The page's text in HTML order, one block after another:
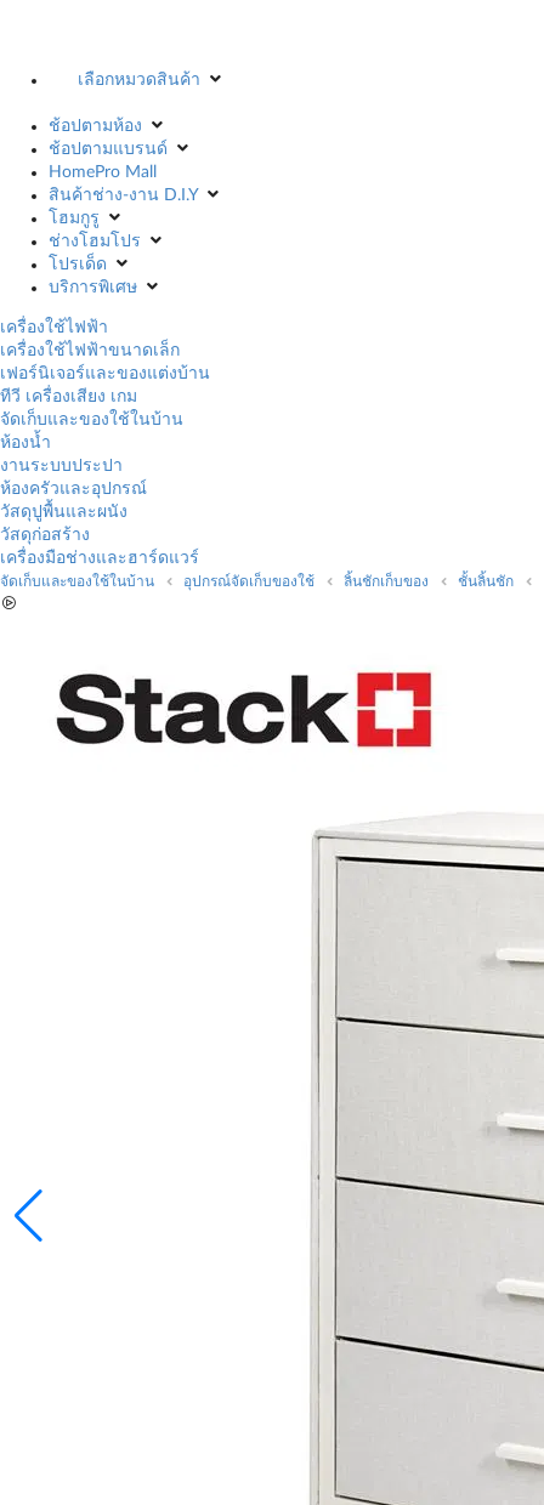
เลือกหมวดสินค้า
ช้อปตามห้อง
ช้อปตามแบรนด์
HomePro Mall
สินค้าช่าง-งาน D.I.Y
โฮมกูรู
ช่างโฮมโปร
โปรเด็ด
บริการพิเศษ
เครื่องใช้ไฟฟ้า
เครื่องใช้ไฟฟ้าขนาดเล็ก
เฟอร์นิเจอร์และของแต่งบ้าน
ทีวี เครื่องเสียง เกม
จัดเก็บและของใช้ในบ้าน
ห้องน้ำ
งานระบบประปา
ห้องครัวและอุปกรณ์
วัสดุปูพื้นและผนัง
วัสดุก่อสร้าง
เครื่องมือช่างและฮาร์ดแวร์
จัดเก็บและของใช้ในบ้าน อุปกรณ์จัดเก็บของใช้ ลิ้นชักเก็บของ ชั้นลิ้นชัก